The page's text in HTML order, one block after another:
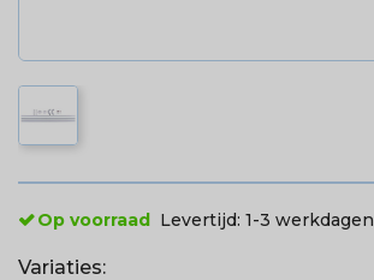
Op voorraad Levertijd: 1-3 werkdagen
Variaties: